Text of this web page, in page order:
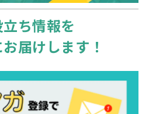
ち情報を
届けします！